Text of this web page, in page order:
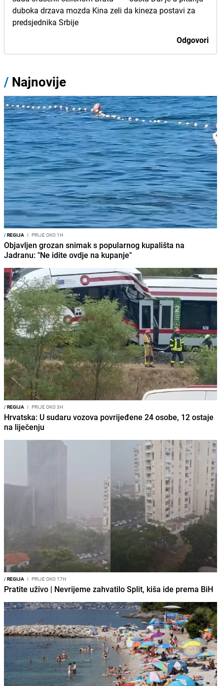
duboka drzava mozda Kina zeli da kineza postavi za
predsjednika Srbije
Odgovori
/ Najnovije
/REGIJA I PRIJE OKO 1H
Objavljen grozan snimak s popularnog kupališta na
Jadranu: "Ne idite ovdje na kupanje"
/REGIJA I PRIJE OKO 3H
Hrvatska: U sudaru vozova povrijeđene 24 osobe, 12 ostaje
na liječenju
/REGIJA I PRIJE OKO 17H
Pratite uživo | Nevrijeme zahvatilo Split, kiša ide prema BiH